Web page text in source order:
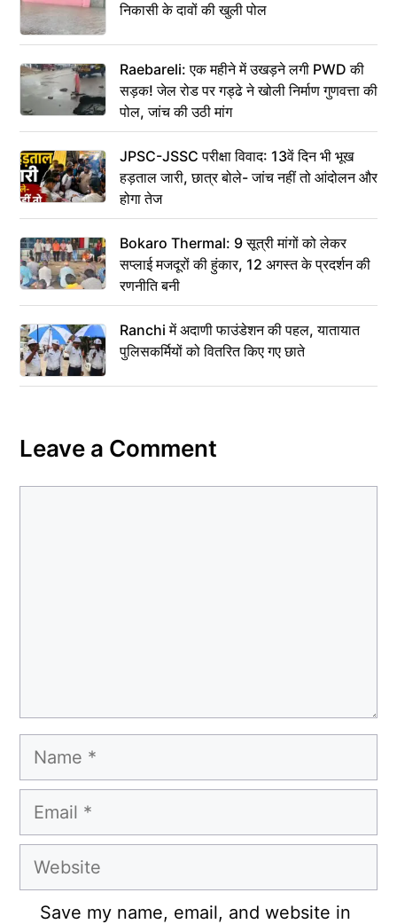
निकासी के दावों की खुली पोल
Raebareli: एक महीने में उखड़ने लगी PWD की
सड़क! जेल रोड पर गड्ढे ने खोली निर्माण गुणवत्ता की
पोल, जांच की उठी मांग
JPSC-JSSC परीक्षा विवाद: 13वें दिन भी भूख
हड़ताल जारी, छात्र बोले- जांच नहीं तो आंदोलन और
होगा तेज
Bokaro Thermal: 9 सूत्री मांगों को लेकर
सप्लाई मजदूरों की हुंकार, 12 अगस्त के प्रदर्शन की
रणनीति बनी
Ranchi में अदाणी फाउंडेशन की पहल, यातायात
पुलिसकर्मियों को वितरित किए गए छाते
Leave a Comment
Name
Email
Website
Save my name, email, and website in